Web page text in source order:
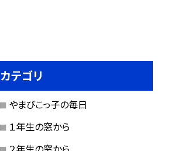
カテゴリ
やまびこっ子の毎日
１年生の窓から